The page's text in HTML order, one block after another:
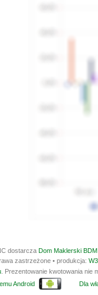
dostarcza Dom Maklerski
zastrzeżone • produkcja:
. Prezentowanie kwotowania nie
Android Dla